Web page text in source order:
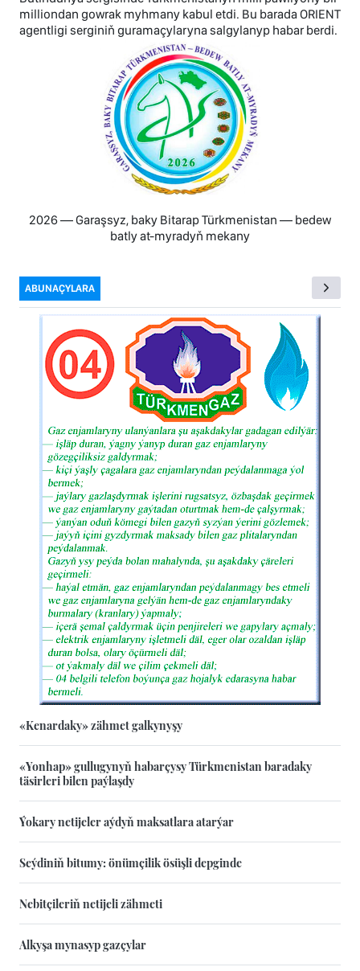
milliondan gowrak myhmany kabul etdi. Bu barada ORIENT
agentligi serginiň guramaçylaryna salgylanyp habar berdi.
2026 — Garaşsyz, baky Bitarap Türkmenistan — bedew
batly at-myradyň mekany
ABUNAÇYLARA
«Kenardaky» zähmet galkynyşy
«Yonhap» gullugynyň habarçysy Türkmenistan baradaky
täsirleri bilen paýlaşdy
Ýokary netijeler aýdyň maksatlara atarýar
Seýdiniň bitumy: önümçilik ösüşli depginde
Nebitçileriň netijeli zähmeti
Alkyşa mynasyp gazçylar